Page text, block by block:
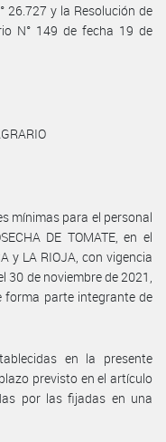
26.727 y la Resolución de
N° 149 de fecha 19 de
mínimas para el personal
DE TOMATE, en el
y LA RIOJA, con vigencia
30 de noviembre de 2021,
forma parte integrante de
en la presente
previsto en el artículo
por las fijadas en una